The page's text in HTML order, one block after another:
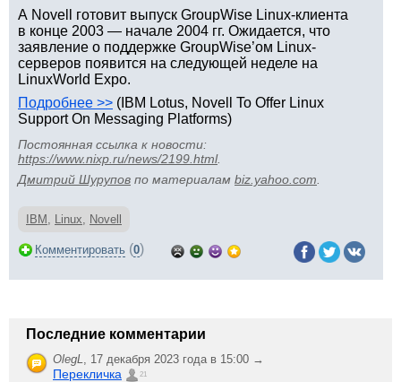
А Novell готовит выпуск GroupWise Linux-клиента
в конце 2003 — начале 2004 гг. Ожидается, что
заявление о поддержке GroupWise’ом Linux-
серверов появится на следующей неделе на
LinuxWorld Expo.
Подробнее >> (IBM Lotus, Novell To Offer Linux
Support On Messaging Platforms)
Постоянная ссылка к новости:
https://www.nixp.ru/news/2199.html.
Дмитрий Шурупов по материалам biz.yahoo.com
IBM , Linux, Novell
Комментировать (0)
Последние комментарии
OlegL, 17 декабря 2023 года в 15:00 →
Перекличка 21